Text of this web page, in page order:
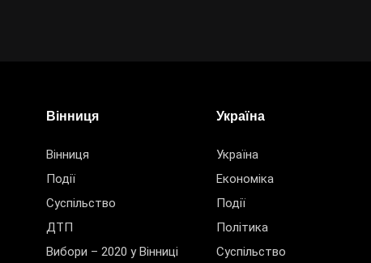
Вінниця
Вінниця
Події
Суспільство
ДТП
Вибори – 2020 у Вінниці
Україна
Україна
Економіка
Події
Політика
Суспільство